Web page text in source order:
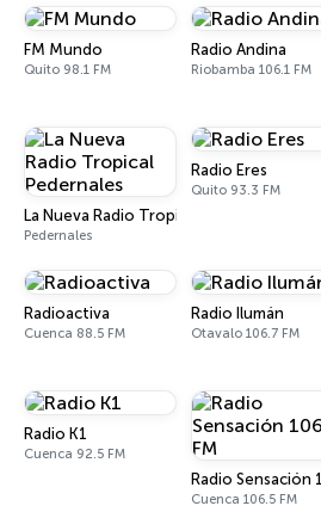
FM Mundo
Quito 98.1 FM
Radio Andina
Riobamba 106.1 FM
La Nueva Radio Tropical Pedernales
Pedernales
Radio Eres
Quito 93.3 FM
Radioactiva
Cuenca 88.5 FM
Radio Ilumán
Otavalo 106.7 FM
Radio K1
Cuenca 92.5 FM
Radio Sensación
Cuenca 106.5 FM